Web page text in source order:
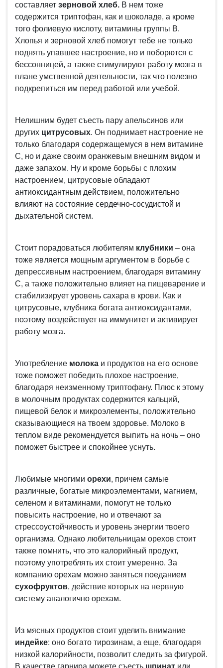
составляет зерновой хлеб. В нем тоже
содержится триптофан, как и шоколаде, а кроме
того фолиевую кислоту, витамины группы В.
Хлопья и зерновой хлеб помогут тебе не только
поднять упавшее настроение, но и поборются с
бессонницей, а также стимулируют работу мозга в
плане умственной деятельности, так что полезно
подкрепиться им перед работой или учебой.
Нелишним будет съесть пару апельсинов или
других цитрусовых. Он поднимает настроение не
только благодаря содержащемуся в нем витамине
С, но и даже своим оранжевым внешним видом и
даже запахом. Ну и кроме борьбы с плохим
настроением, цитрусовые обладают
антиоксидантным действием, положительно
влияют на состояние сердечно-сосудистой и
дыхательной систем.
Стоит порадоваться любителям клубники – она
тоже является мощным аргументом в борьбе с
депрессивным настроением, благодаря витамину
С, а также положительно влияет на пищеварение и
стабилизирует уровень сахара в крови. Как и
цитрусовые, клубника богата антиоксидантами,
поэтому воздействует на иммунитет и активирует
работу мозга.
Употребление молока и продуктов на его основе
тоже поможет победить плохое настроение,
благодаря неизменному триптофану. Плюс к этому
в молочным продуктах содержится кальций,
пищевой белок и микроэлементы, положительно
сказывающиеся на твоем здоровье. Молоко в
теплом виде рекомендуется выпить на ночь – оно
поможет быстрее и спокойнее уснуть.
Любимые многими орехи, причем самые
различные, богатые микроэлементами, магнием,
селеном и витаминами, помогут не только
повысить настроение, но и отвечают за
стрессоустойчивость и уровень энергии твоего
организма. Однако любительницам орехов стоит
также помнить, что это калорийный продукт,
поэтому употреблять их стоит умеренно. За
компанию орехам можно заняться поеданием
сухофруктов, действие которых на нервную
систему аналогично орехам.
Из мясных продуктов стоит уделить внимание
индейке: оно богато тирозинам, а еще, благодаря
низкой калорийности, позволит следить за фигурой.
В качестве гарнира можете съесть шпинат или